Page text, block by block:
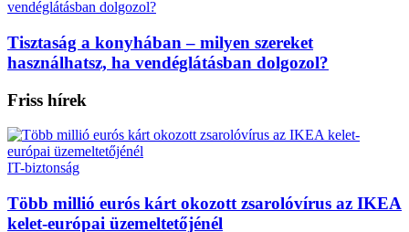
Tisztaság a konyhában – milyen szereket
használhatsz, ha vendéglátásban dolgozol?
Friss hírek
IT-biztonság
Több millió eurós kárt okozott zsarolóvírus az IKEA
kelet-európai üzemeltetőjénél